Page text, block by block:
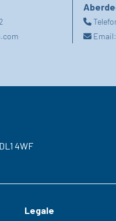
Email:
DL1 4WF
Legale